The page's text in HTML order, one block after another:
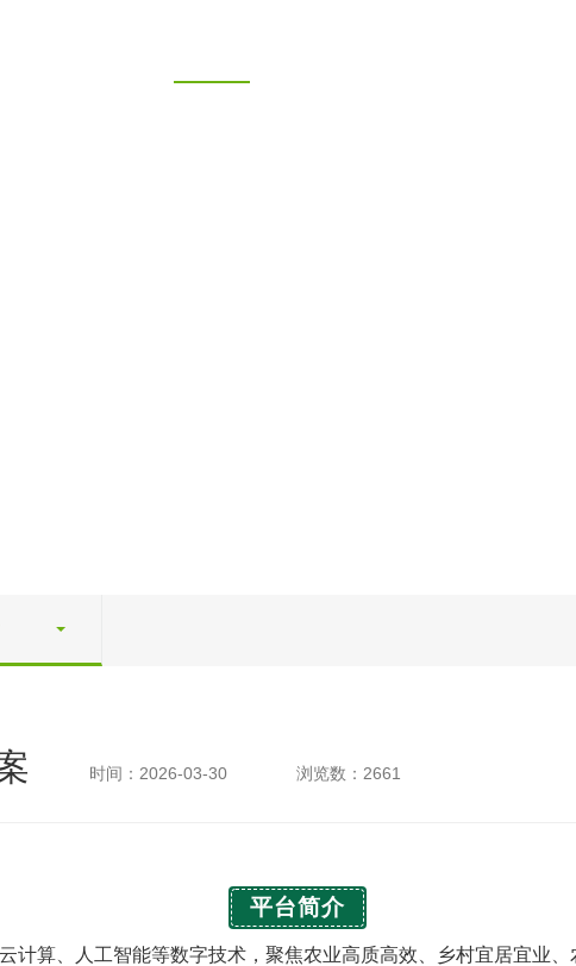
时间：2026-03-30 浏览数：2661
平台简介
计算、人工智能等数字技术，聚焦农业高质高效、乡村宜居宜业